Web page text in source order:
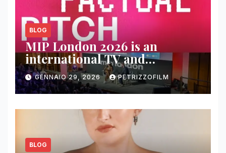
BLOG
MIP London 2026 is an
international TV and
streaming content market
GENNAIO 29, 2026 PETRIZZOFILM
BLOG